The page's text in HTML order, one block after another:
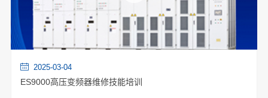
2025-03-04
ES9000高压变频器维修技能培训